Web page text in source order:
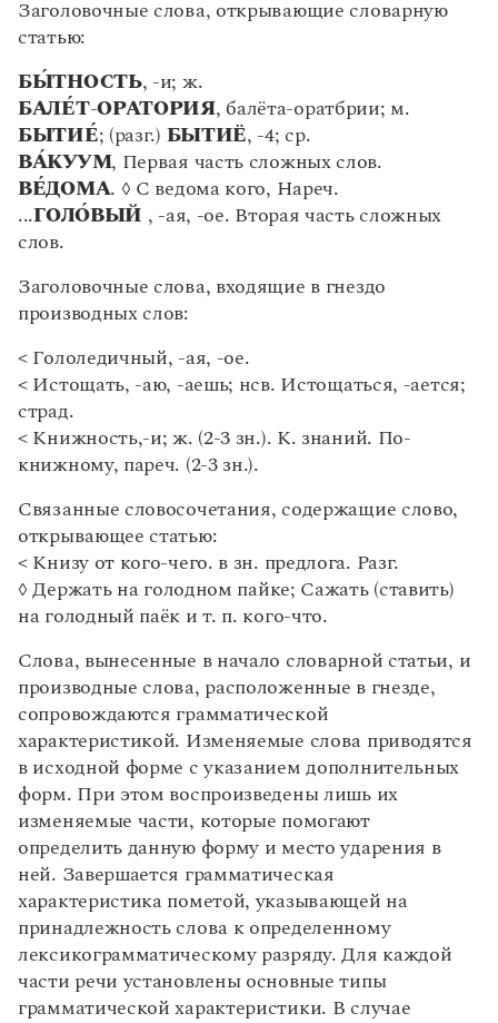
Словари русского языка как государственного
Справочники
Правила русской орфографии и пунктуации
Русский язык. Краткий теоретический курс
для школьников
Письмовник
Справочник по пунктуации
Справочник по фразеологии
Азбучные истины
Все справочники портала
Журнал
Статьи
Монологи
Интервью
Лекции и подкасты
Рекомендуем
Учебник Грамоты
Правила русского языка: от азов до тонкостей
Интерактивные упражнения: от простого к сложному
Скороговорки
Издательство
Словари
Научпоп
Учебники и справочники
Все книги
Управление в русском языке
Словарь русских имён
Правила русской орфографии и пунктуации
(1956)
Краткое руководство к пользованию словарем
Общие сведения о словаре и структуре
словарных статей
Введение
Заголовочное слово
Орфоэпический и орфографический
комментарий к слову
Грамматический комментарий к слову
Этимологическая справка о слове
Характеристика подчинительных связей слова
слова
Характеристика лексического значения слова
Принципы и приемы иллюстрирования
Принципы гнездования производных слов
Принципы отбора и размещения
энциклопедической информации
Условные сокращения
Заголовочные слова, открывающие словарную
статью:
БЫ́ТНОСТЬ, -и; ж.
БАЛЕ́Т-ОРАТОРИЯ, балёта-оратбрии; м.
БЫТИЕ; (разг.) БЫТИЁ, -4; ср.
ВАКУУМ, Первая часть сложных слов.
ВЕДОМА. ◊ С ведома кого, Нареч.
...ГОЛОВЫЙ , -ая, -ое. Вторая часть сложных
слов.
Заголовочные слова, входящие в гнездо
производных слов:
< Гололедичный, -ая, -ое.
< Истощать, -аю, -аешь; нсв. Истощаться, -ается;
страд.
< Книжность,-и; ж. (2-3 зн.). К. знаний. По-
книжному, пареч. (2-3 зн.).
Связанные словосочетания, содержащие слово,
открывающее статью:
< Книзу от кого-чего. в зн. предлога. Разг.
◊ Держать на голодном пайке; Сажать (ставить)
на голодный паёк и т. п. кого-что.
Слова, вынесенные в начало словарной статьи, и
производные слова, расположенные в гнезде,
сопровождаются грамматической
характеристикой. Изменяемые слова приводятся
в исходной форме с указанием дополнительных
форм. При этом воспроизведены лишь их
изменяемые части, которые помогают
определить данную форму и место ударения в
ней. Завершается грамматическая
характеристика пометой, указывающей на
принадлежность слова к определенному
лексикограмматическому разряду. Для каждой
части речи установлены основные типы
грамматической характеристики. В случае